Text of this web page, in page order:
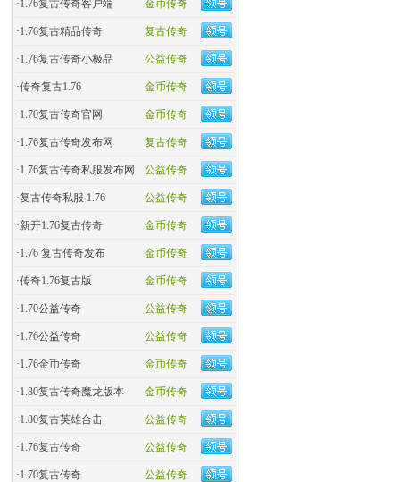
金币传奇
·1.76复古传奇客户端
复古传奇
·1.76复古精品传奇
公益传奇
·1.76复古传奇小极品
金币传奇
·传奇复古1.76
金币传奇
·1.70复古传奇官网
复古传奇
·1.76复古传奇发布网
公益传奇
·1.76复古传奇私服发布网
公益传奇
·复古传奇私服 1.76
金币传奇
·新开1.76复古传奇
金币传奇
·1.76 复古传奇发布
金币传奇
·传奇1.76复古版
公益传奇
·1.70公益传奇
公益传奇
·1.76公益传奇
金币传奇
·1.76金币传奇
金币传奇
·1.80复古传奇魔龙版本
公益传奇
·1.80复古英雄合击
公益传奇
·1.76复古传奇
公益传奇
·1.70复古传奇